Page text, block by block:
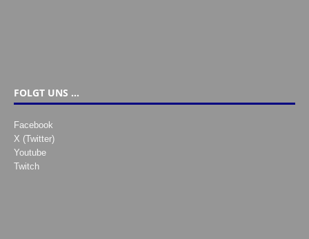
FOLGT UNS …
Facebook
X (Twitter)
Youtube
Twitch